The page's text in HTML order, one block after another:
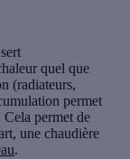
quel que
(radiateurs,
permet
Cela permet de
une chaudière
.